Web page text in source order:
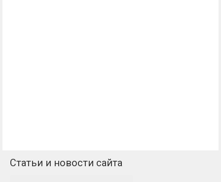
Статьи и новости сайта